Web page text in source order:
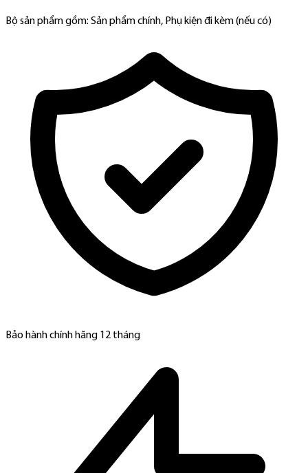
Bộ sản phẩm gồm: Sản phẩm chính, Phụ kiện đi kèm (nếu có)
Bảo hành chính hãng 12 tháng